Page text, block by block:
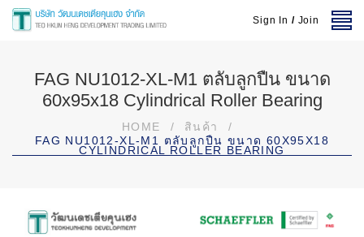
Sign In / Join
FAG NU1012-XL-M1 ตลับลูกปืน ขนาด
60x95x18 Cylindrical Roller Bearing
HOME / สินค้า
/
FAG NU1012-XL-M1 ตลับลูกปืน ขนาด 60X95X18
CYLINDRICAL ROLLER BEARING